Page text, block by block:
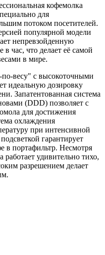
кофемолка
для
потоком посетителей.
популярной модели
непревзойденную
в час, что делает её самой
в мире.
весу" с высокоточными
идеальную дозировку
Запатентованная система
(DDD) позволяет с
для достижения
охлаждения
при интенсивной
гарантирует
в портафильтр. Несмотря
удивительно тихо,
разрешением делает